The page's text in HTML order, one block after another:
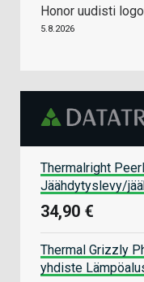
Honor uudisti
5.8.2026
Thermalright
Jäähdytyslevy/
34,90 €
Thermal Grizzly
yhdiste